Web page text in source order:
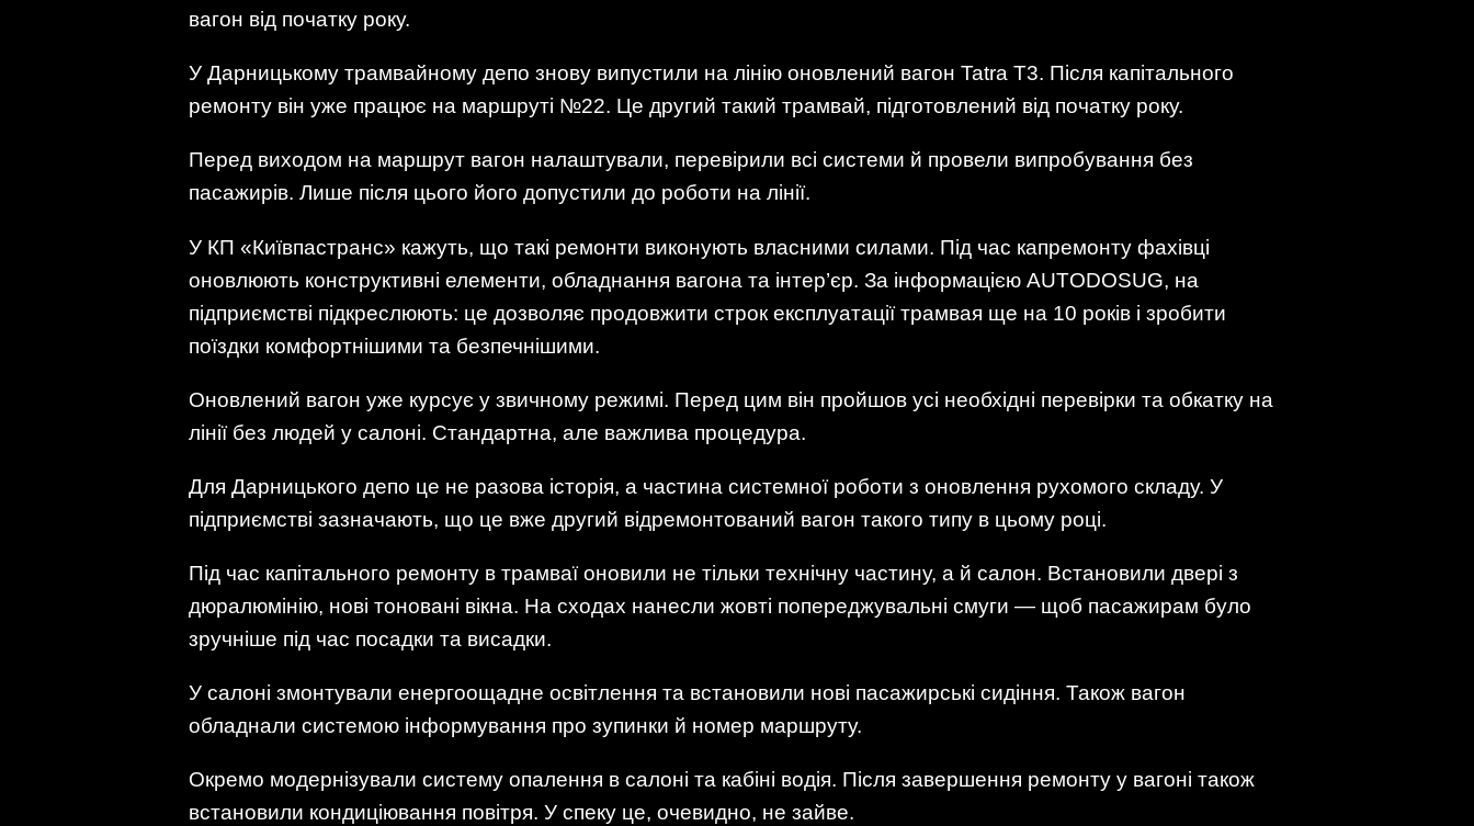
вагон від початку року.
У Дарницькому трамвайному депо знову випустили на лінію оновлений вагон Tatra T3. Після капітального
ремонту він уже працює на маршруті №22. Це другий такий трамвай, підготовлений від початку року.
Перед виходом на маршрут вагон налаштували, перевірили всі системи й провели випробування без
пасажирів. Лише після цього його допустили до роботи на лінії.
У КП «Київпастранс» кажуть, що такі ремонти виконують власними силами. Під час капремонту фахівці
оновлюють конструктивні елементи, обладнання вагона та інтер’єр. За інформацією AUTODOSUG, на
підприємстві підкреслюють: це дозволяє продовжити строк експлуатації трамвая ще на 10 років і зробити
поїздки комфортнішими та безпечнішими.
Оновлений вагон уже курсує у звичному режимі. Перед цим він пройшов усі необхідні перевірки та обкатку на
лінії без людей у салоні. Стандартна, але важлива процедура.
Для Дарницького депо це не разова історія, а частина системної роботи з оновлення рухомого складу. У
підприємстві зазначають, що це вже другий відремонтований вагон такого типу в цьому році.
Під час капітального ремонту в трамваї оновили не тільки технічну частину, а й салон. Встановили двері з
дюралюмінію, нові тоновані вікна. На сходах нанесли жовті попереджувальні смуги — щоб пасажирам було
зручніше під час посадки та висадки.
У салоні змонтували енергоощадне освітлення та встановили нові пасажирські сидіння. Також вагон
обладнали системою інформування про зупинки й номер маршруту.
Окремо модернізували систему опалення в салоні та кабіні водія. Після завершення ремонту у вагоні також
встановили кондиціювання повітря. У спеку це, очевидно, не зайве.